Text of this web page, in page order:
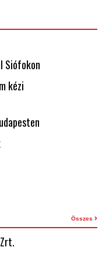
Siófokon
kézi
Összes